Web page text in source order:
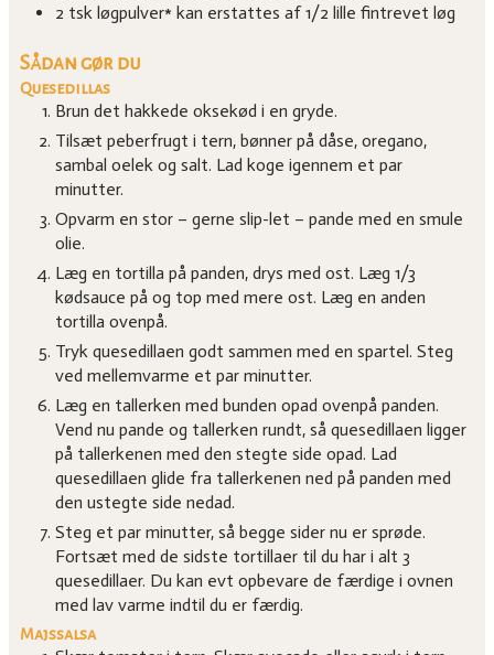
2 tsk løgpulver* kan erstattes af 1/2 lille fintrevet løg
Sådan gør du
Quesedillas
Brun det hakkede oksekød i en gryde.
Tilsæt peberfrugt i tern, bønner på dåse, oregano,
sambal oelek og salt. Lad koge igennem et par
minutter.
Opvarm en stor – gerne slip-let – pande med en smule
olie.
Læg en tortilla på panden, drys med ost. Læg 1/3
kødsauce på og top med mere ost. Læg en anden
tortilla ovenpå.
Tryk quesedillaen godt sammen med en spartel. Steg
ved mellemvarme et par minutter.
Læg en tallerken med bunden opad ovenpå panden.
Vend nu pande og tallerken rundt, så quesedillaen ligger
på tallerkenen med den stegte side opad. Lad
quesedillaen glide fra tallerkenen ned på panden med
den ustegte side nedad.
Steg et par minutter, så begge sider nu er sprøde.
Fortsæt med de sidste tortillaer til du har i alt 3
quesedillaer. Du kan evt opbevare de færdige i ovnen
med lav varme indtil du er færdig.
Majssalsa